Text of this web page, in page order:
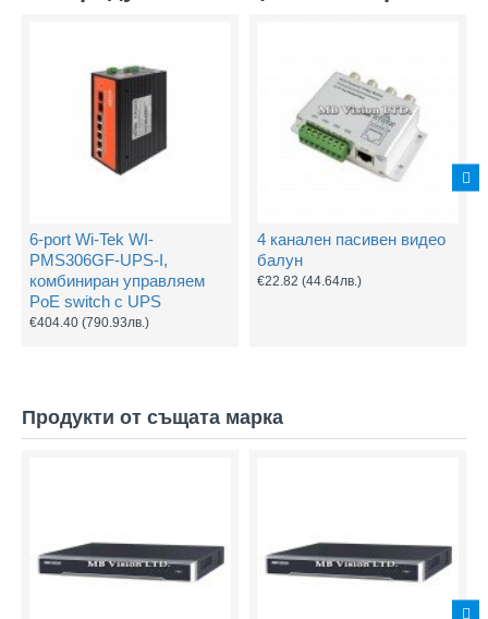
6-port Wi-Tek WI-
PMS306GF-UPS-I,
комбиниран управляем
PoE switch с UPS
€404.40 (790.93лв.)
4 канален пасивен видео
балун
€22.82 (44.64лв.)
Продукти от същата марка